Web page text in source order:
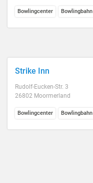
Bowlingcenter Bowlingbahn
Strike Inn
Rudolf-Eucken-Str. 3
26802 Moormerland
Bowlingcenter Bowlingbahn